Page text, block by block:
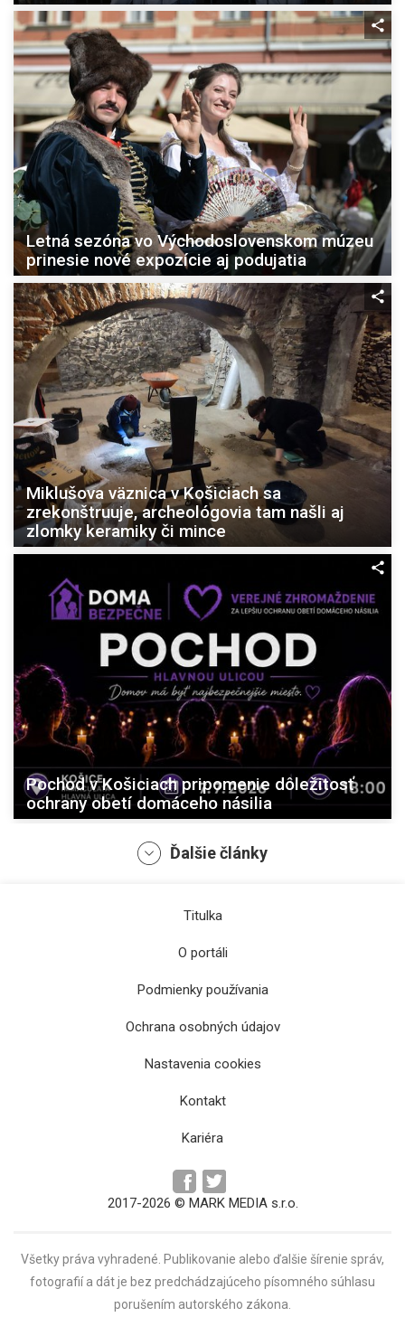
Letná sezóna vo Východoslovenskom múzeu
prinesie nové expozície aj podujatia
Miklušova väznica v Košiciach sa
zrekonštruuje, archeológovia tam našli aj
zlomky keramiky či mince
Pochod v Košiciach pripomenie dôležitosť
ochrany obetí domáceho násilia
Múzeum rusínskej kultúry v Prešove sa
naďalej zachová v sieti Slovenského
národného múzea
Ďalšie články
Titulka
O portáli
Podmienky používania
Ochrana osobných údajov
Nastavenia cookies
Kontakt
Kariéra
2017-2026 © MARK MEDIA s.r.o.
Všetky práva vyhradené. Publikovanie alebo ďalšie šírenie správ,
fotografií a dát je bez predchádzajúceho písomného súhlasu
porušením autorského zákona.